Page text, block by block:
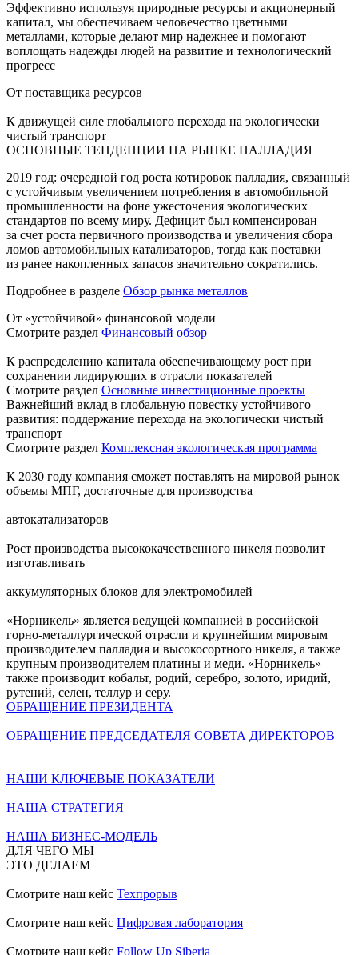
Эффективно используя природные ресурсы и акционерный
капитал, мы обеспечиваем человечество цветными
металлами, которые делают мир надежнее и помогают
воплощать надежды людей на развитие и технологический
прогресс
От поставщика ресурсов
К движущей силе глобального перехода на экологически
чистый транспорт
ОСНОВНЫЕ ТЕНДЕНЦИИ НА РЫНКЕ ПАЛЛАДИЯ
2019 год: очередной год роста котировок палладия, связанный
с устойчивым увеличением потребления в автомобильной
промышленности на фоне ужесточения экологических
стандартов по всему миру. Дефицит был компенсирован
за счет роста первичного производства и увеличения сбора
ломов автомобильных катализаторов, тогда как поставки
из ранее накопленных запасов значительно сократились.
Подробнее в разделе Обзор рынка металлов
От «устойчивой» финансовой модели
Смотрите раздел Финансовый обзор
К распределению капитала обеспечивающему рост при
сохранении лидирующих в отрасли показателей
Смотрите раздел Основные инвестиционные проекты
Важнейший вклад в глобальную повестку устойчивого
развития: поддержание перехода на экологически чистый
транспорт
Смотрите раздел Комплексная экологическая программа
К 2030 году компания сможет поставлять на мировой рынок
объемы МПГ, достаточные для производства
автокатализаторов
Рост производства высококачественного никеля позволит
изготавливать
аккумуляторных блоков для электромобилей
«Норникель» является ведущей компанией в российской
горно-металлургической отрасли и крупнейшим мировым
производителем палладия и высокосортного никеля, а также
крупным производителем платины и меди. «Норникель»
также производит кобальт, родий, серебро, золото, иридий,
рутений, селен, теллур и серу.
ОБРАЩЕНИЕ ПРЕЗИДЕНТА
ОБРАЩЕНИЕ ПРЕДСЕДАТЕЛЯ СОВЕТА ДИРЕКТОРОВ
НАШИ КЛЮЧЕВЫЕ ПОКАЗАТЕЛИ
НАША СТРАТЕГИЯ
НАША БИЗНЕС-МОДЕЛЬ
ДЛЯ ЧЕГО МЫ
ЭТО ДЕЛАЕМ
Смотрите наш кейс Техпрорыв
Смотрите наш кейс Цифровая лаборатория
Смотрите наш кейс Follow Up Siberia